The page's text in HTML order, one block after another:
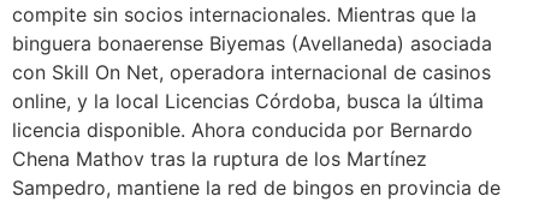
compite sin socios internacionales. Mientras que la
binguera bonaerense Biyemas (Avellaneda) asociada
con Skill On Net, operadora internacional de casinos
online, y la local Licencias Córdoba, busca la última
licencia disponible. Ahora conducida por Bernardo
Chena Mathov tras la ruptura de los Martínez
Sampedro, mantiene la red de bingos en provincia de